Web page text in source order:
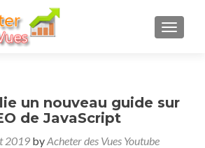
un nouveau guide sur
de JavaScript
2019 byAcheter des Vues Youtube